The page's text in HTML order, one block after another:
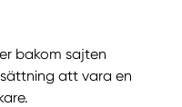
bakom sajten
att vara en